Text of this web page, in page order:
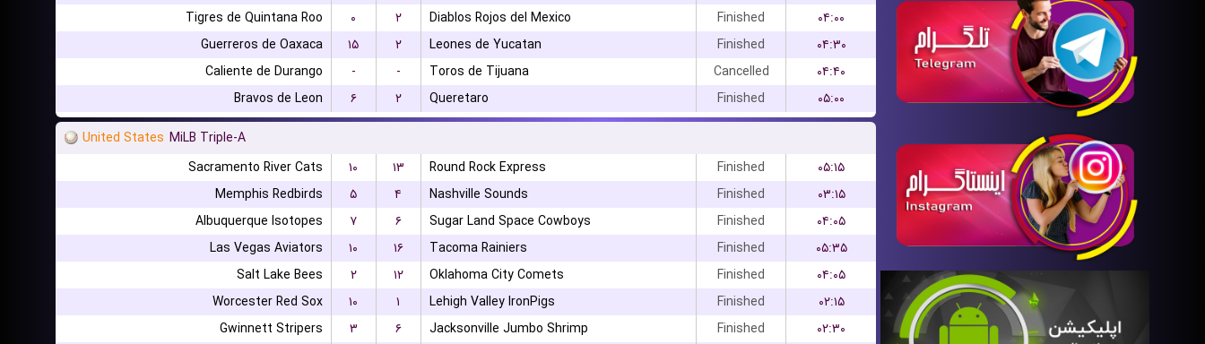
Tigres de Quintana Roo
۰ ۲ Diablos Rojos del Mexico Finished
۰۴:۰۰
Guerreros de Oaxaca
۱۵ ۲ Leones de Yucatan Finished
۰۴:۳۰
Caliente de Durango
- - Toros de Tijuana Cancelled
۰۴:۴۰
Bravos de Leon
۶ ۲ Queretaro Finished
۰۵:۰۰
United States MiLB Triple-A
Sacramento River Cats
۱۰ ۱۳ Round Rock Express Finished
۰۵:۱۵
Memphis Redbirds
۵ ۴ Nashville Sounds Finished
۰۳:۱۵
Albuquerque Isotopes
۷ ۶ Sugar Land Space Cowboys Finished
۰۴:۰۵
Las Vegas Aviators
۱۰ ۱۶ Tacoma Rainiers Finished
۰۵:۳۵
Salt Lake Bees
۲ ۱۲ Oklahoma City Comets Finished
۰۴:۰۵
Worcester Red Sox
۱۰ ۱ Lehigh Valley IronPigs Finished
۰۲:۱۵
Gwinnett Stripers
۳ ۶ Jacksonville Jumbo Shrimp Finished
۰۲:۳۰